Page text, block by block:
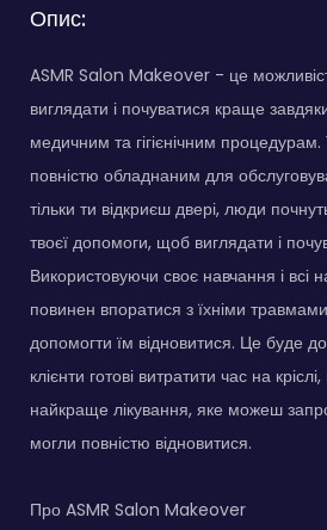
Опис:
ASMR Salon Makeover - це
виглядати і почуватися краще
медичним та гігієнічним
повністю обладнаним для
тільки ти відкриєш двері, люди
твоєї допомоги, щоб виглядати і
Використовуючи своє навчання і всі
повинен впоратися з їхніми
допомогти їм відновитися. Це буде
клієнти готові витратити час на
найкраще лікування, яке можеш
могли повністю відновитися.
Про ASMR Salon Makeover